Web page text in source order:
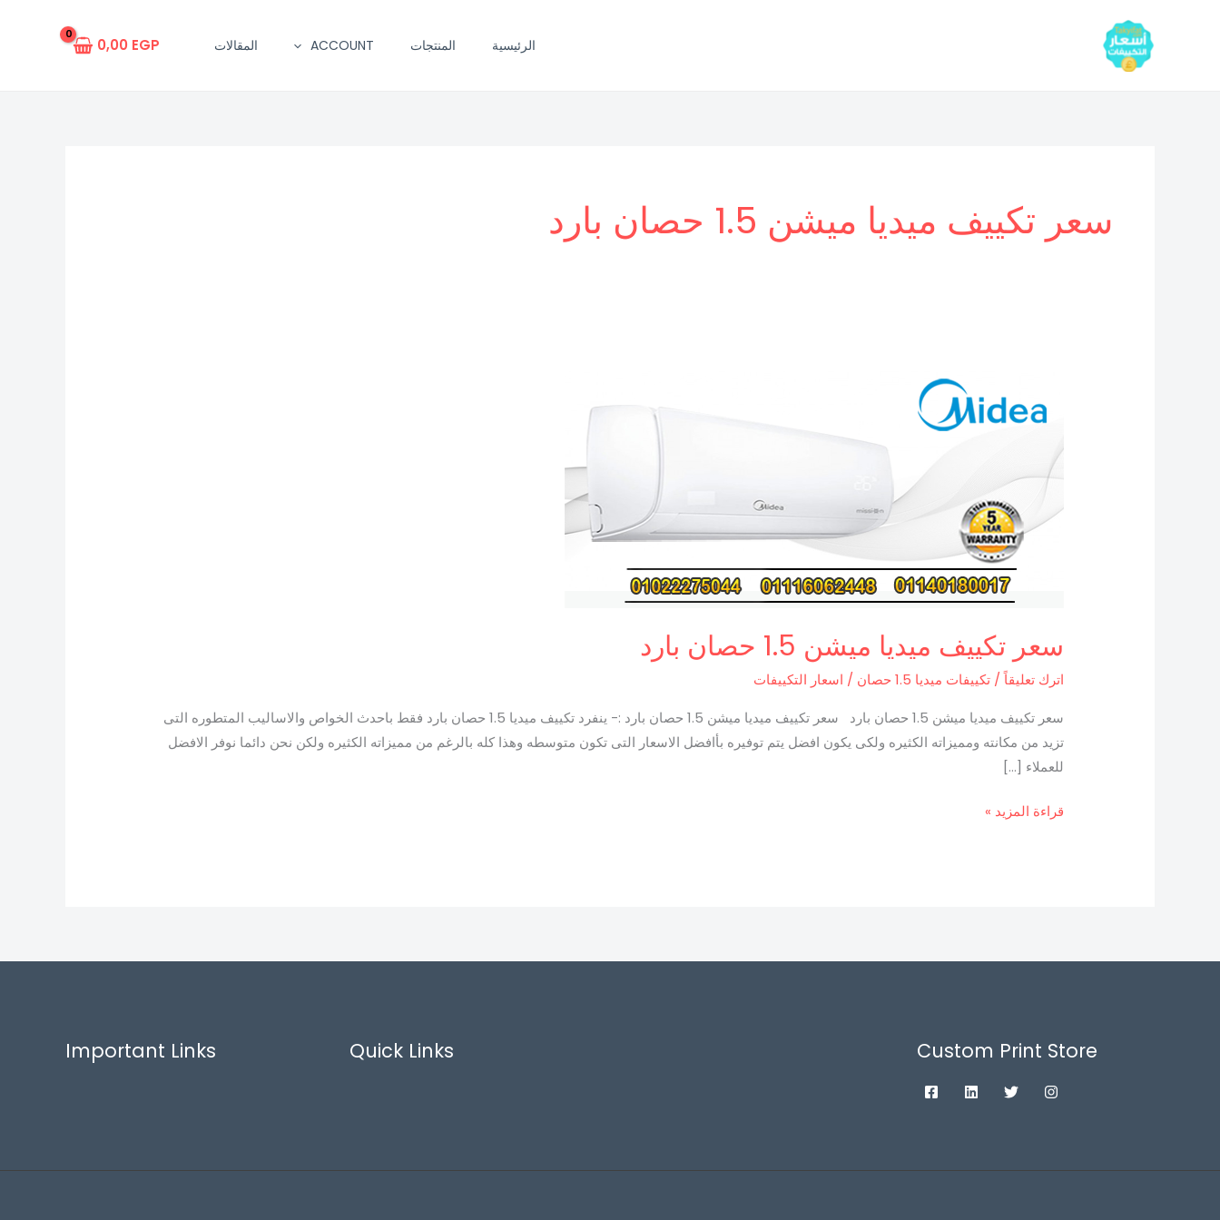
الرئيسية المنتجات ACCOUNT المقالات 0,00 EGP
سعر تكييف ميديا ميشن 1.5 حصان بارد
سعر تكييف ميديا ميشن 1.5 حصان بارد
اترك تعليقاً /تكييفات ميديا 1.5 حصان / اسعار التكييفات
سعر تكييف ميديا ميشن 1.5 حصان بارد سعر تكييف ميديا ميشن 1.5 حصان بارد :- ينفرد تكييف ميديا 1.5 حصان بارد فقط باحدث الخواص والاساليب المتطوره التى
تزيد من مكانته ومميزاته الكثيره ولكى يكون افضل يتم توفيره بأافضل الاسعار التى تكون متوسطه وهذا كله بالرغم من مميزاته الكثيره ولكن نحن دائما نوفر الافضل
للعملاء […]
تكييف
ميشن
1.5
بارد
قراءة المزيد »
Custom Print Store
Quick Links
Important Links